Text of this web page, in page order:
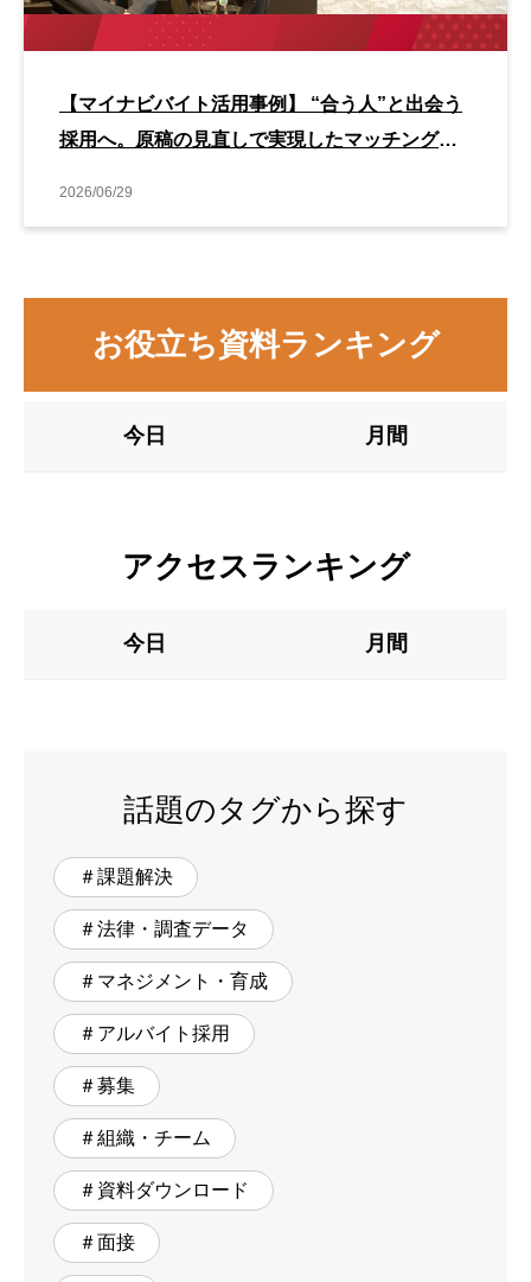
【マイナビバイト活用事例】 “合う人”と出会う
採用へ。原稿の見直しで実現したマッチング改
2026/06/29
お役立ち資料ランキング
今日 月間
アクセスランキング
今日 月間
話題のタグから探す
＃課題解決
＃法律・調査データ
＃マネジメント・育成
＃アルバイト採用
＃募集
＃組織・チーム
＃資料ダウンロード
＃面接